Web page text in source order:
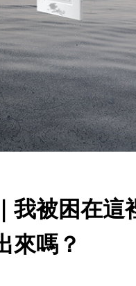
我被困在這
來嗎？